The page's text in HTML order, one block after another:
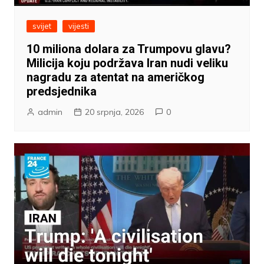
svijet vijesti
10 miliona dolara za Trumpovu glavu?
Milicija koju podržava Iran nudi veliku
nagradu za atentat na američkog
predsjednika
admin 20 srpnja, 2026 0